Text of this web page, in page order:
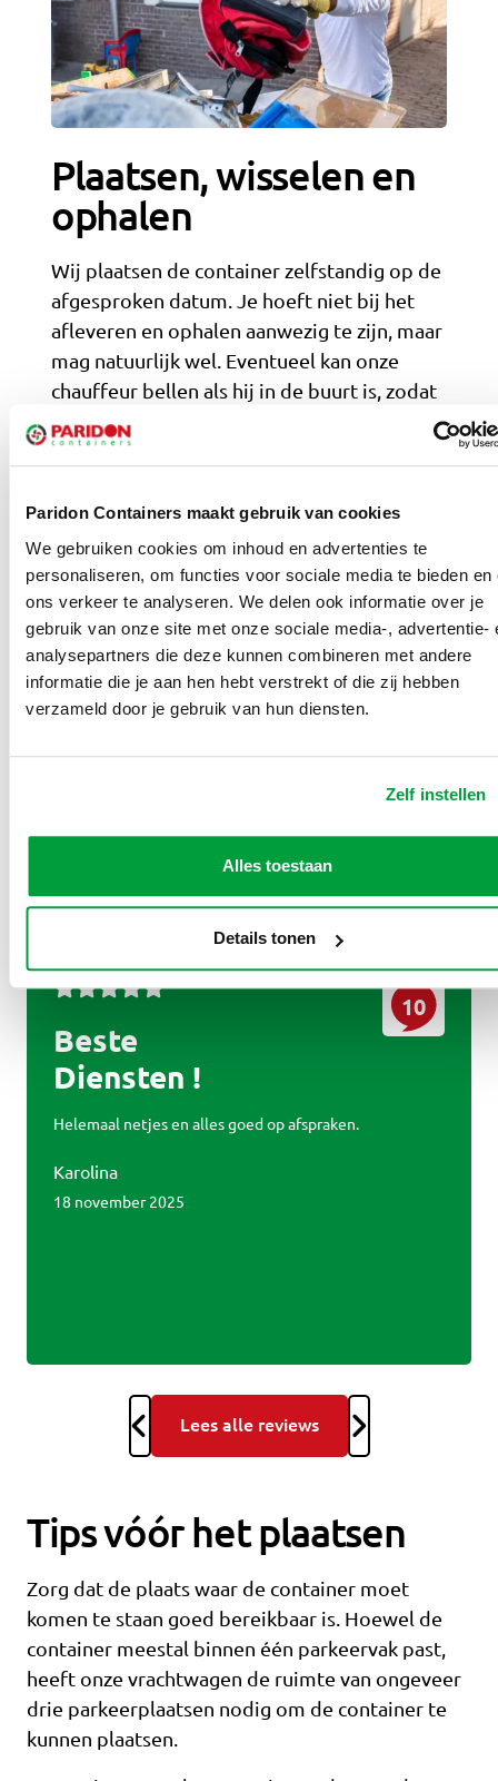
Paridon Containers maakt gebruik van cookies
We gebruiken cookies om inhoud en advertenties te
personaliseren, om functies voor sociale media te bieden en
ons verkeer te analyseren. We delen ook informatie over je
gebruik van onze site met onze sociale media-, advertentie-
analysepartners die deze kunnen combineren met andere
informatie die je aan hen hebt verstrekt of die zij hebben
verzameld door je gebruik van hun diensten.
Zelf instellen
Alles toestaan
Details tonen
Plaatsen, wisselen en
ophalen
Wij plaatsen de container zelfstandig op de
afgesproken datum. Je hoeft niet bij het
afleveren en ophalen aanwezig te zijn, maar
mag natuurlijk wel. Eventueel kan onze
chauffeur bellen als hij in de buurt is, zodat
je niet onnodig hoeft te wachten.
Als de klus erop zit, dien je eenvoudig een
streven ernaar de container binnen 24 uur
op te halen. Heb je toch nog meer afval,
wellicht een ander soort? Bestel dan
gewoon een nieuwe container en geef aan
dat het om een wissel gaat. Bekijk ook onze
anderegrofvuil containersvoor
verschillende formaten.
88%
van onze klanten
9,3 / 10Op basis van 925 reviews
Beste
Diensten !
10
Helemaal netjes en alles goed op afspraken.
Karolina
18 november 2025
Lees alle reviews
Tips vóór het plaatsen
Zorg dat de plaats waar de container moet
komen te staan goed bereikbaar is. Hoewel de
container meestal binnen één parkeervak past,
heeft onze vrachtwagen de ruimte van ongeveer
drie parkeerplaatsen nodig om de container te
kunnen plaatsen.